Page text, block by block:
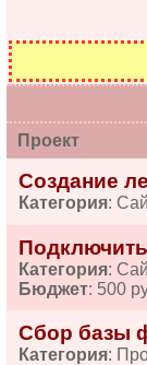
Проект
Создание
Категория:
Категория:
Бюджет: 500
Сбор базы
Категория: